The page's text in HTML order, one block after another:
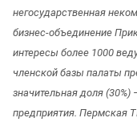
негосударственная
бизнес-объединение
интересы более 1000
членской базы палаты
значительная доля
предприятия. Пермская